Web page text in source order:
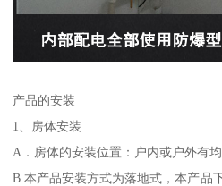
产品的安装
1、房体安装
A．房体的安装位置：户内或户外有
B.本产品安装方式为落地式，本产品